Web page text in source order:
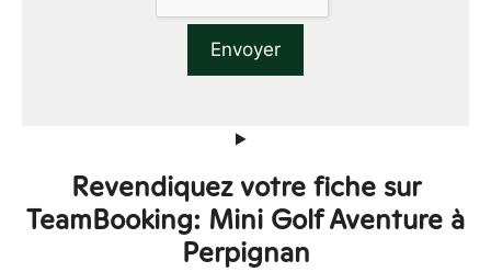
Revendiquez votre fiche sur
TeamBooking: Mini Golf Aventure à
Perpignan